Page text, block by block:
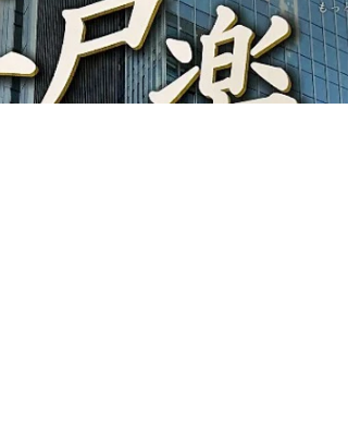
NHK「ラジオ深夜便」2月21日
深夜〜22日早朝に出演します
NHK「ラジオ深夜便」2月21日深夜〜22日早朝放